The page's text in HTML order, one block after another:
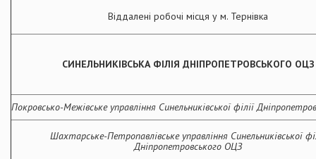
Віддалені робочі місця у м. Тернівка
СИНЕЛЬНИКІВСЬКА ФІЛІЯ ДНІПРОПЕТРОВСЬКОГО ОЦЗ
Покровсько-Межівське управління Синельниківської філії
Шахтарське-Петропавлівське управління Синельниківської
Дніпропетровського ОЦЗ